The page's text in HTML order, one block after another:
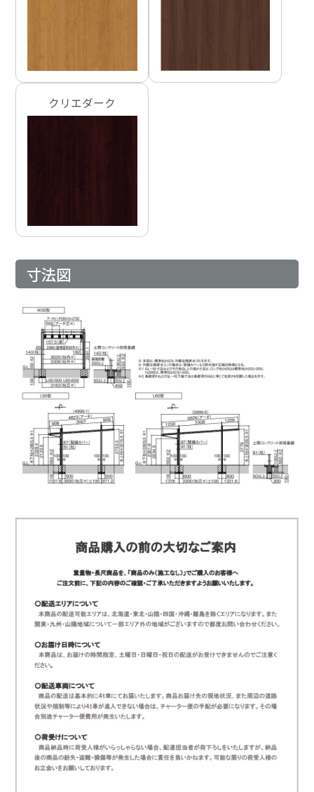
クリエダーク
寸法図